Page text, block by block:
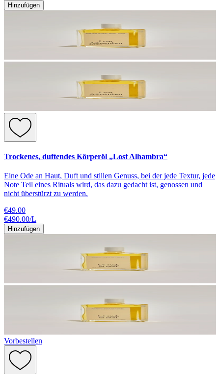
Hinzufügen
Trockenes, duftendes Körperöl „Lost Alhambra“
Eine Ode an Haut, Duft und stillen Genuss, bei der jede Textur, jede
Note Teil eines Rituals wird, das dazu gedacht ist, genossen und
nicht überstürzt zu werden.
€49.00
€490.00/L
Hinzufügen
Vorbestellen